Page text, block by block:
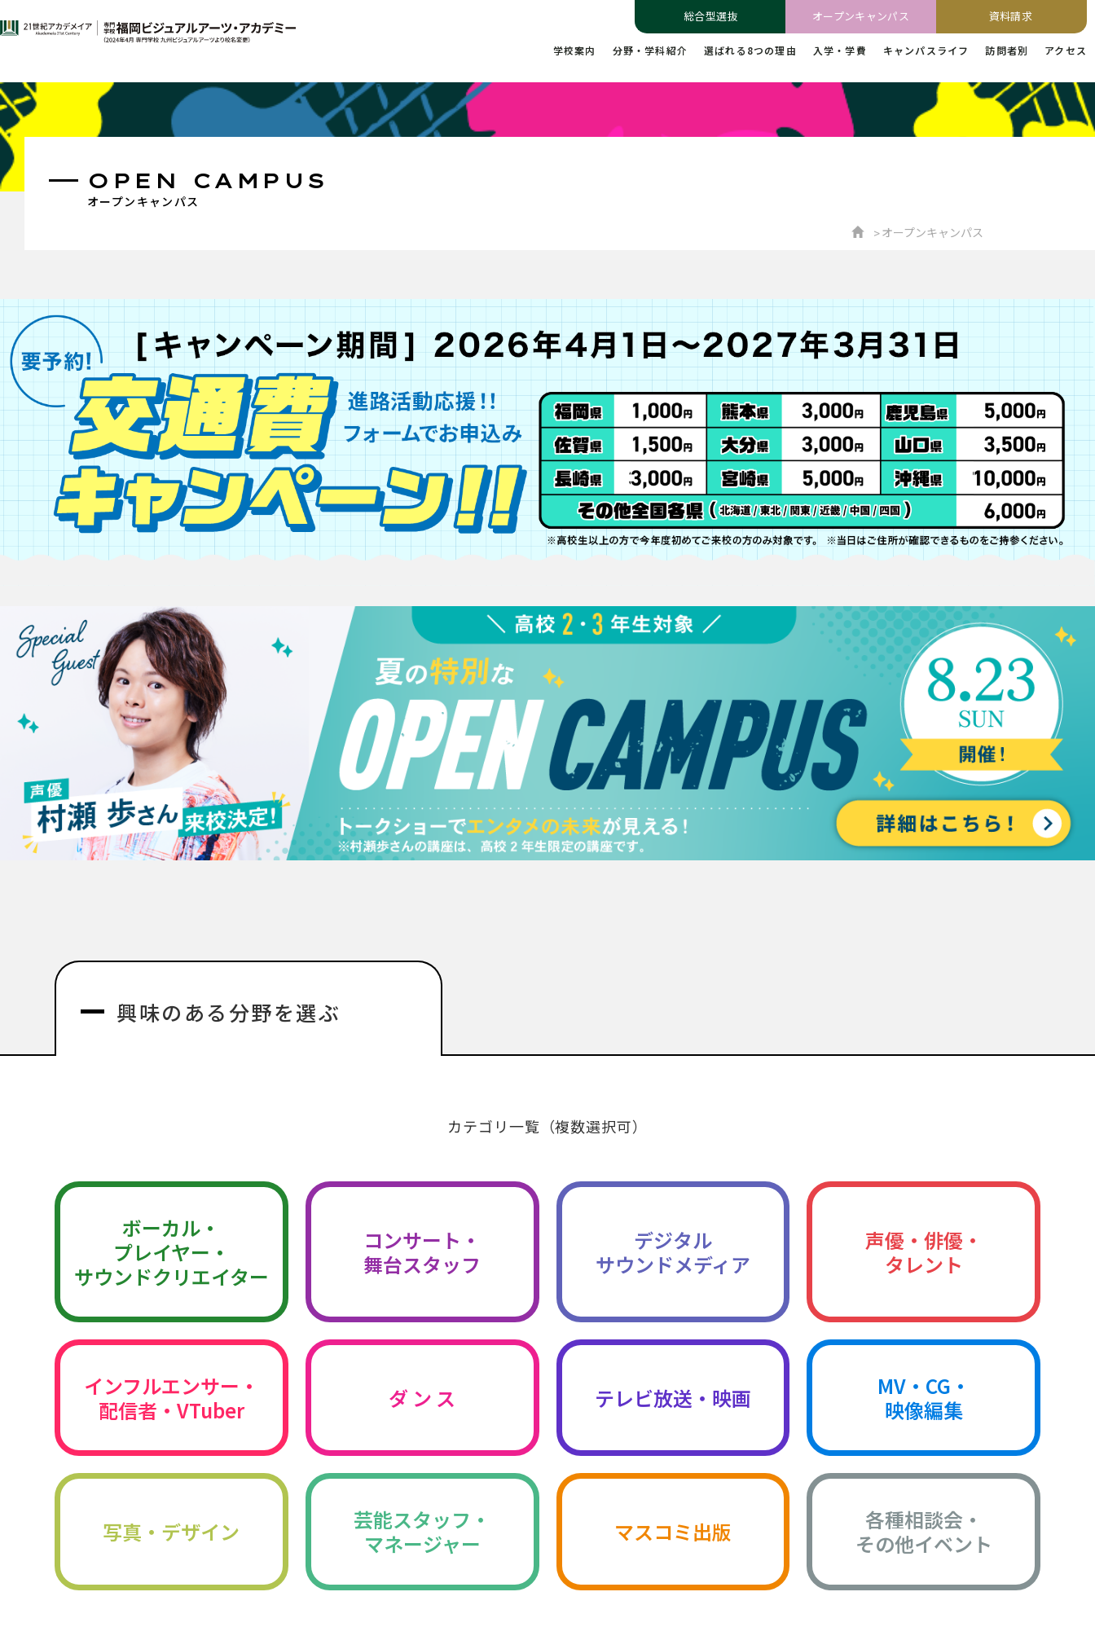
総合型選抜 オープンキャンパス 資料請求
学校案内 分野・学科紹介 選ばれる8つの理由 入学・学費 キャンパスライフ 訪問者別 アクセス
オープンキャンパス
OPEN CAMPUS
オープンキャンパス
興味のある分野を選ぶ
カテゴリ一覧（複数選択可）
ボーカル・
プレイヤー・
サウンドクリエイター
コンサート・
舞台スタッフ
デジタル
サウンドメディア
声優・俳優・
タレント
インフルエンサー・
配信者・VTuber
ダ ン ス テレビ放送・映画
MV・CG・
映像編集
写真・デザイン
芸能スタッフ・
マネージャー
マスコミ出版
各種相談会・
その他イベント